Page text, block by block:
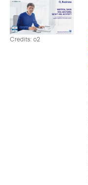
Credits: o2